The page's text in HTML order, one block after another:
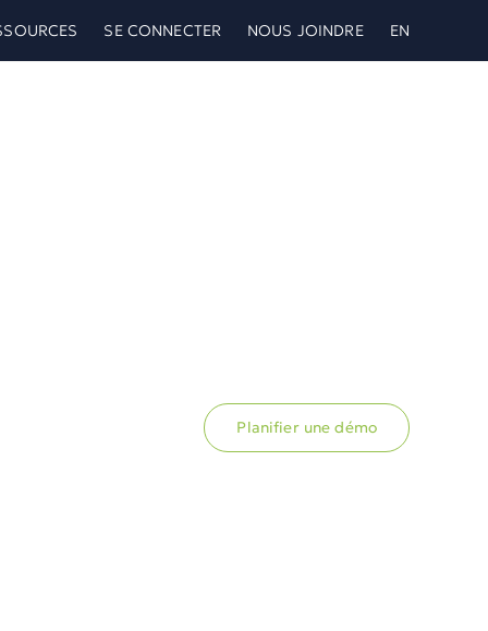
SE CONNECTER NOUS JOINDRE EN
Planifier une démo